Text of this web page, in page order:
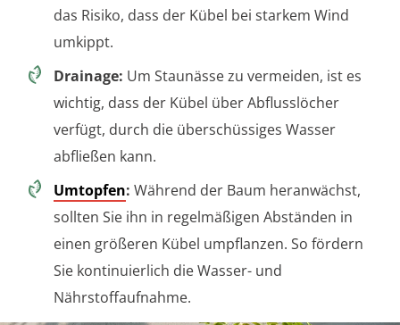
das Risiko, dass der Kübel bei starkem Wind
umkippt.
Drainage: Um Staunässe zu vermeiden, ist es
wichtig, dass der Kübel über Abflusslöcher
verfügt, durch die überschüssiges Wasser
abfließen kann.
Umtopfen: Während der Baum heranwächst,
sollten Sie ihn in regelmäßigen Abständen in
einen größeren Kübel umpflanzen. So fördern
Sie kontinuierlich die Wasser- und
Nährstoffaufnahme.